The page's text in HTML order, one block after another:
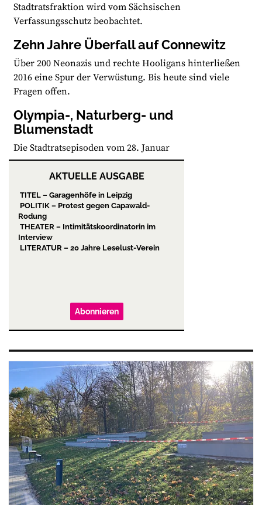
Stadtratsfraktion wird vom Sächsischen
Verfassungsschutz beobachtet.
Zehn Jahre Überfall auf Connewitz
Über 200 Neonazis und rechte Hooligans hinterließen
2016 eine Spur der Verwüstung. Bis heute sind viele
Fragen offen.
Olympia-, Naturberg- und
Blumenstadt
Die Stadtratsepisoden vom 28. Januar
AKTUELLE AUSGABE
TITEL – Garagenhöfe in Leipzig
POLITIK – Protest gegen Capawald-
Rodung
THEATER – Intimitätskoordinatorin im
Interview
LITERATUR – 20 Jahre Leselust-Verein
Abonnieren